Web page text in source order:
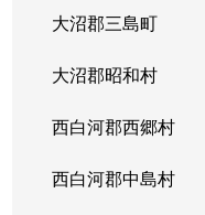
大沼郡三島町
大沼郡昭和村
西白河郡西郷村
西白河郡中島村